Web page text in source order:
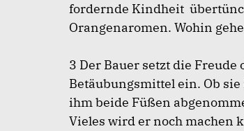
fordernde Kindheit
Orangenaromen. Wohin
3 Der Bauer setzt die
Betäubungsmittel ein. Ob
ihm beide Füßen
Vieles wird er noch machen